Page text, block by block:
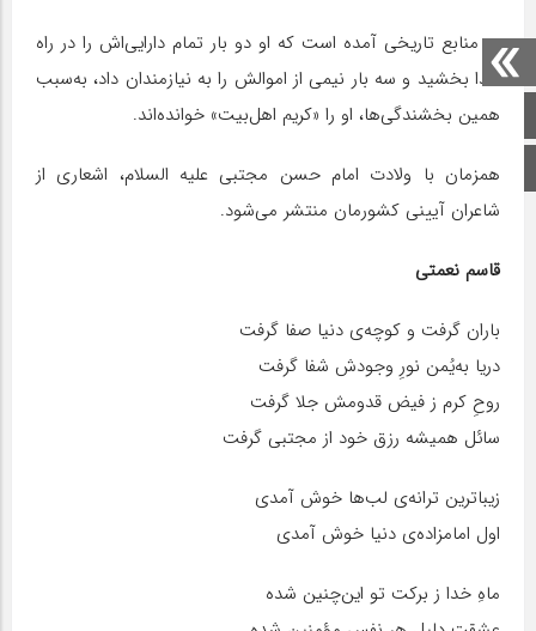
صفحه اصلی
اینستاگرام
در منابع تاریخی آمده است که او دو بار تمام دارایی‌اش را در راه
خدا بخشید و سه بار نیمی از اموالش را به نیازمندان داد، به‌سبب
همین بخشندگی‌ها، او را «کریم اهل‌بیت» خوانده‌اند.
همزمان با ولادت امام حسن مجتبی علیه السلام، اشعاری از
شاعران آیینی کشورمان منتشر می‌شود.
قاسم نعمتی
باران گرفت و کوچه‌ی دنیا صفا گرفت
دریا به‌یُمن نورِ وجودش شفا گرفت
روحِ کرم ز فیض قدومش جلا گرفت
سائل همیشه رزق خود از مجتبی گرفت
زیباترین ترانه‌ی لب‌ها خوش آمدی
اول امامزاده‌ی دنیا خوش آمدی
ماهِ خدا ز برکت تو این‌چنین شده